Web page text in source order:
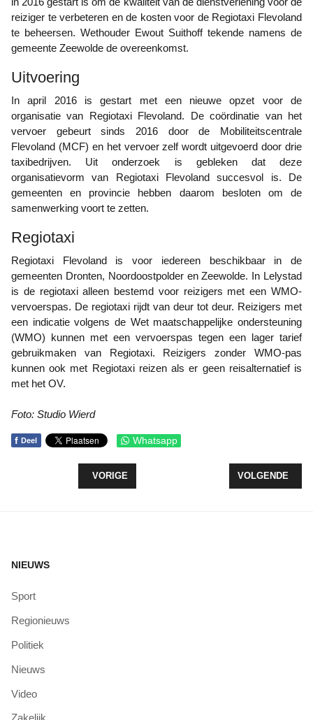
reiziger te verbeteren en de kosten voor de Regiotaxi Flevoland
te beheersen. Wethouder Ewout Suithoff tekende namens de
gemeente Zeewolde de overeenkomst.
Uitvoering
In april 2016 is gestart met een nieuwe opzet voor de
organisatie van Regiotaxi Flevoland. De coördinatie van het
vervoer gebeurt sinds 2016 door de Mobiliteitscentrale
Flevoland (MCF) en het vervoer zelf wordt uitgevoerd door drie
taxibedrijven. Uit onderzoek is gebleken dat deze
organisatievorm van Regiotaxi Flevoland succesvol is. De
gemeenten en provincie hebben daarom besloten om de
samenwerking voort te zetten.
Regiotaxi
Regiotaxi Flevoland is voor iedereen beschikbaar in de
gemeenten Dronten, Noordoostpolder en Zeewolde. In Lelystad
is de regiotaxi alleen bestemd voor reizigers met een WMO-
vervoerspas. De regiotaxi rijdt van deur tot deur. Reizigers met
een indicatie volgens de Wet maatschappelijke ondersteuning
(WMO) kunnen met een vervoerspas tegen een lager tarief
gebruikmaken van Regiotaxi. Reizigers zonder WMO-pas
kunnen ook met Regiotaxi reizen als er geen reisalternatief is
met het OV.
Foto: Studio Wierd
f Deel Whatsapp
VORIG ARTIKEL: ST JANSDAL EN SIEMENS
VORIGE VOLGENDE
VOLGENDE
NIEUWS
Sport
Regionieuws
Politiek
Nieuws
Video